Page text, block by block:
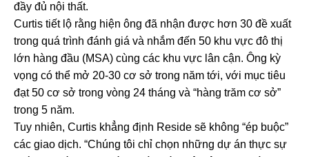
đầy đủ nội thất.
Curtis tiết lộ rằng hiện ông đã nhận được hơn 30 đề xuất
trong quá trình đánh giá và nhắm đến 50 khu vực đô thị
lớn hàng đầu (MSA) cùng các khu vực lân cận. Ông kỳ
vọng có thể mở 20-30 cơ sở trong năm tới, với mục tiêu
đạt 50 cơ sở trong vòng 24 tháng và “hàng trăm cơ sở”
trong 5 năm.
Tuy nhiên, Curtis khẳng định Reside sẽ không “ép buộc”
các giao dịch. “Chúng tôi chỉ chọn những dự án thực sự